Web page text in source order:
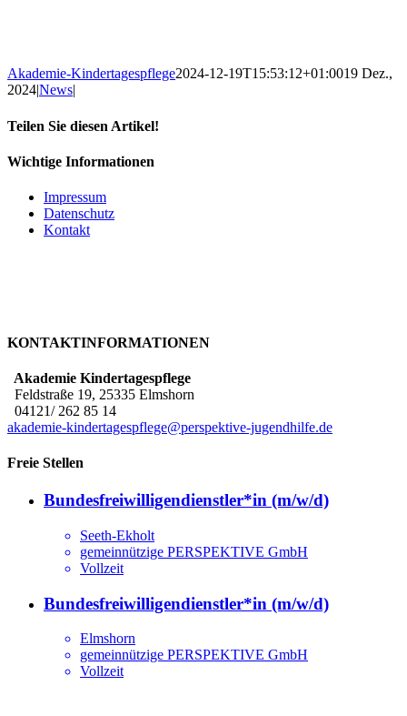
Akademie-Kindertagespflege2024-12-19T15:53:12+01:0019 Dez.,
2024|News|
Teilen Sie diesen Artikel!
Facebook
Twitter
WhatsApp
Pinterest
Wichtige Informationen
Impressum
Datenschutz
Kontakt
KONTAKTINFORMATIONEN
Akademie Kindertagespflege
Feldstraße 19, 25335 Elmshorn
04121/ 262 85 14
akademie-kindertagespflege@perspektive-jugendhilfe.de
Freie Stellen
Bundesfreiwilligendienstler*in (m/w/d)
Seeth-Ekholt
gemeinnützige PERSPEKTIVE GmbH
Vollzeit
Bundesfreiwilligendienstler*in (m/w/d)
Elmshorn
gemeinnützige PERSPEKTIVE GmbH
Vollzeit